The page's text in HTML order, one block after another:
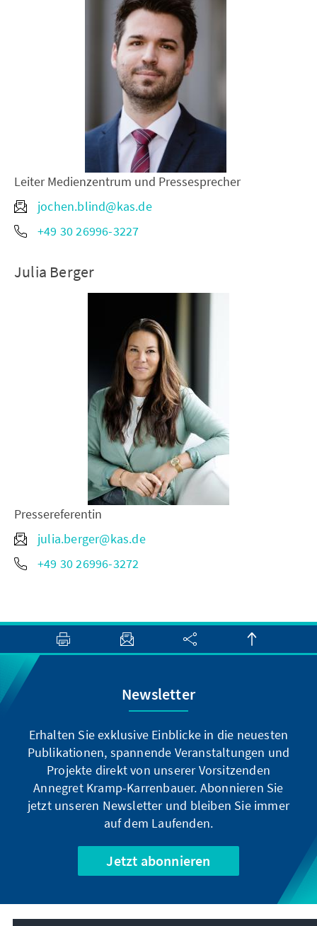
Leiter Medienzentrum und Pressesprecher
jochen.blind@kas.de
+49 30 26996-3227
Julia Berger
Pressereferentin
julia.berger@kas.de
+49 30 26996-3272
Newsletter
Erhalten Sie exklusive Einblicke in die neuesten
Publikationen, spannende Veranstaltungen und
Projekte direkt von unserer Vorsitzenden
Annegret Kramp-Karrenbauer. Abonnieren Sie
jetzt unseren Newsletter und bleiben Sie immer
auf dem Laufenden.
Jetzt abonnieren